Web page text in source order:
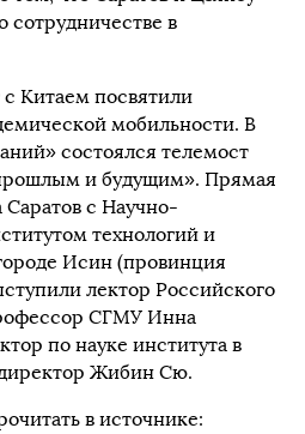
сотрудничестве в
Китаем посвятили
мобильности. В
состоялся телемост
и будущим». Прямая
с Научно-
технологий и
Исин (провинция
лектор Российского
СГМУ Инна
по науке института в
Жибин Сю.
в источнике: